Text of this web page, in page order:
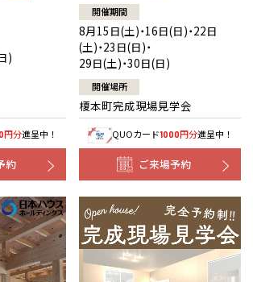
ング
)
円分進呈中！
約
開催期間
8月15日(土)・16日(日)・22日
(土)・23日(日)・
29日(土)・30日(日)
開催場所
榎本町完成現場見学会
QUOカード1000円分進呈中！
ご来場予約